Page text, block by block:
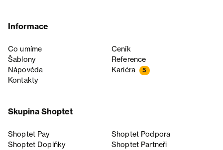
Informace
Co umíme
Ceník
Šablony
Reference
Nápověda
Kariéra 5
Kontakty
Skupina Shoptet
Shoptet Pay
Shoptet Podpora
Shoptet Doplňky
Shoptet Partneři